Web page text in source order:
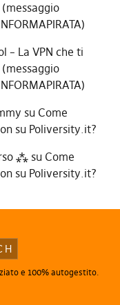
– La VPN che ti
su Come
su Poliversity.it?
⁂su Come
su Poliversity.it?
e 100% autogestito.